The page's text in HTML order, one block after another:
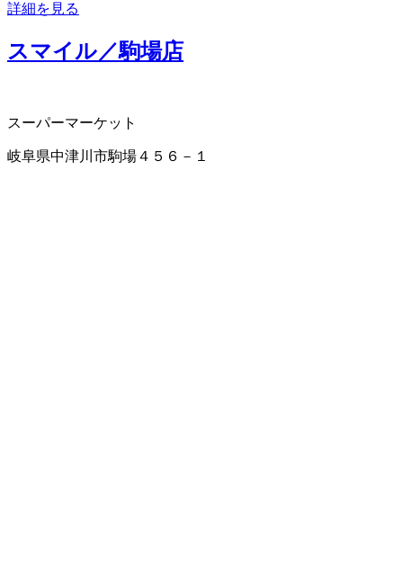
詳細を見る
スマイル／駒場店
スーパーマーケット
岐阜県中津川市駒場４５６－１